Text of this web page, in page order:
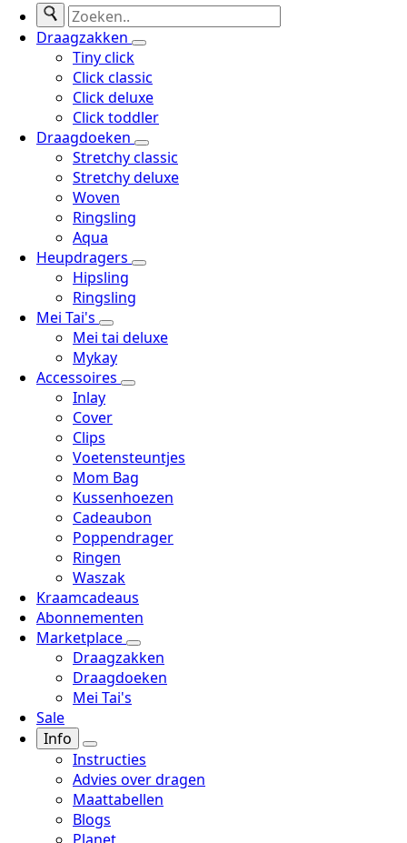
Search
for:
Draagzakken
Tiny click
Click classic
Click deluxe
Click toddler
Draagdoeken
Stretchy classic
Stretchy deluxe
Woven
Ringsling
Aqua
Heupdragers
Hipsling
Ringsling
Mei Tai's
Mei tai deluxe
Mykay
Accessoires
Inlay
Cover
Clips
Voetensteuntjes
Mom Bag
Kussenhoezen
Cadeaubon
Poppendrager
Ringen
Waszak
Kraamcadeaus
Abonnementen
Marketplace
Draagzakken
Draagdoeken
Mei Tai's
Sale
Info
Instructies
Advies over dragen
Maattabellen
Blogs